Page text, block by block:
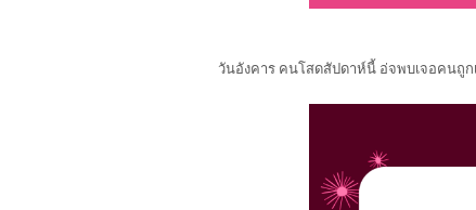
วันอังคาร คนโสดสัปดาห์นี้ อ่จพบเจอคนถู